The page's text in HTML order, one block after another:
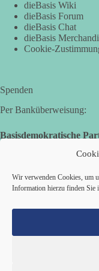
Wir verwenden Cookies, um
Information hierzu finden Sie
DieBasis
2 Tage(n) zuvor
„Plandemie-Logik
Wir sagen heute: Die
🟩🟩🟦🟦🟥🟥🟧🟧
👉 Teile diesen
🤝 Jetzt Mitglied
dieBasis Wiki
dieBasis Forum
dieBasis Chat
dieBasis
Cookie-
Spenden
Per Banküberweisung:
Basisdemokratische
IBAN: DE16 6539 0120
BIC: GENODES1EBI